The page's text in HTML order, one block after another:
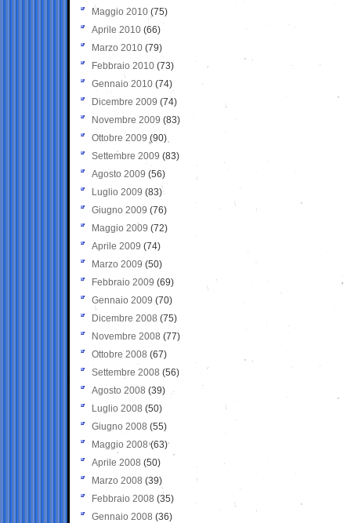
Maggio 2010 (75)
Aprile 2010 (66)
Marzo 2010 (79)
Febbraio 2010 (73)
Gennaio 2010 (74)
Dicembre 2009 (74)
Novembre 2009 (83)
Ottobre 2009 (90)
Settembre 2009 (83)
Agosto 2009 (56)
Luglio 2009 (83)
Giugno 2009 (76)
Maggio 2009 (72)
Aprile 2009 (74)
Marzo 2009 (50)
Febbraio 2009 (69)
Gennaio 2009 (70)
Dicembre 2008 (75)
Novembre 2008 (77)
Ottobre 2008 (67)
Settembre 2008 (56)
Agosto 2008 (39)
Luglio 2008 (50)
Giugno 2008 (55)
Maggio 2008(63)
Aprile 2008 (50)
Marzo 2008 (39)
Febbraio 2008 (35)
Gennaio 2008 (36)